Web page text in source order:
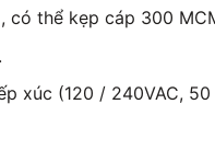
có thể kẹp cáp 300
xúc (120 / 240VAC,